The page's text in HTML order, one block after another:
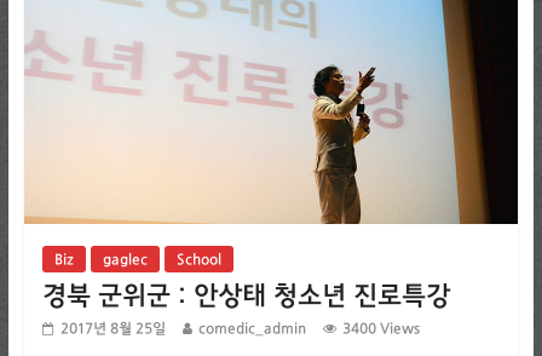
Biz gaglec School
경북 군위군 : 안상태 청소년 진로특강
2017년 8월 25일 comedic_admin 3400 Views